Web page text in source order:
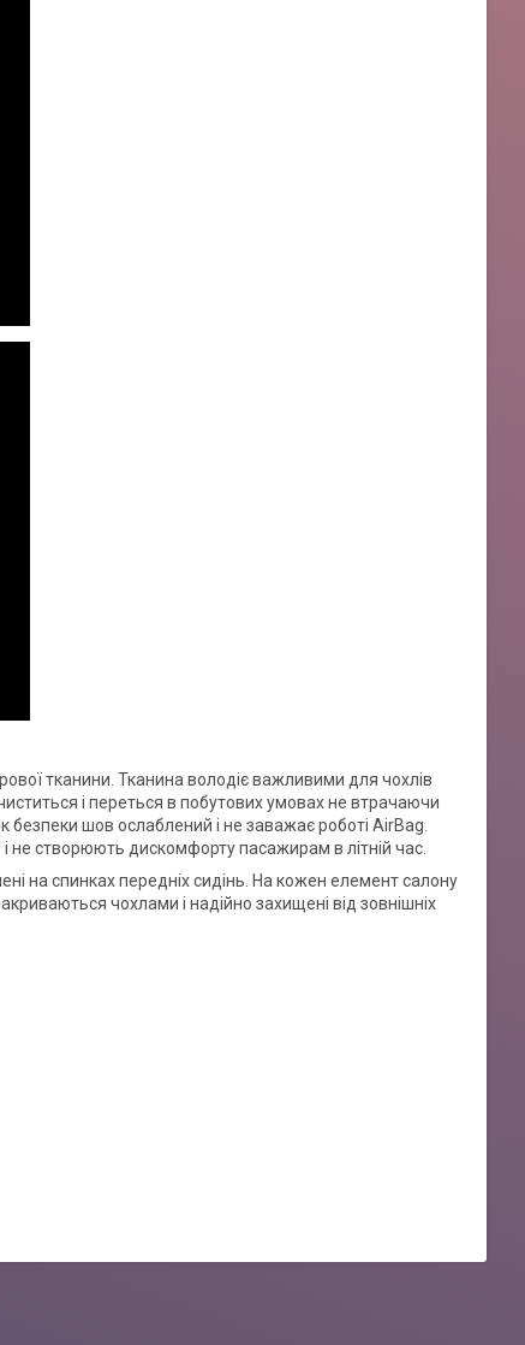
тканини. Тканина володіє важливими для чохлів
і переться в побутових умовах не втрачаючи
шов ослаблений і не заважає роботі AirBag.
не створюють дискомфорту пасажирам в літній час.
на спинках передніх сидінь. На кожен елемент салону
чохлами і надійно захищені від зовнішніх